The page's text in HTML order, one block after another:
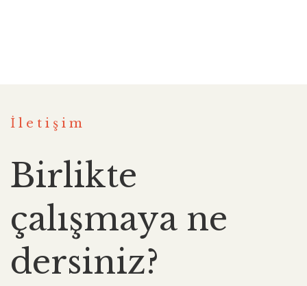
İletişim
Birlikte
çalışmaya ne
dersiniz?